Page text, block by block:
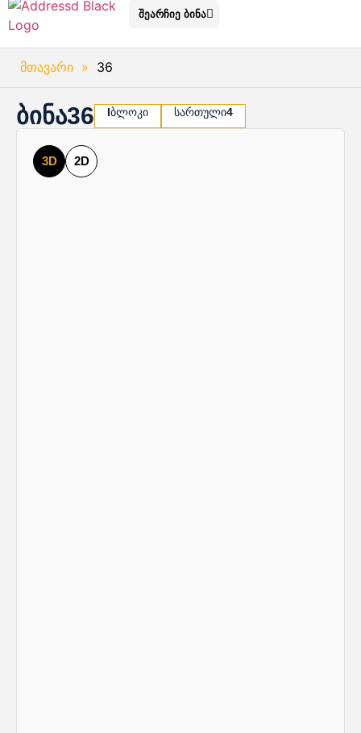
შეარჩიე ბინა
მთავარი » 36
ბინა36 Iბლოკი სართული4
3D 2D